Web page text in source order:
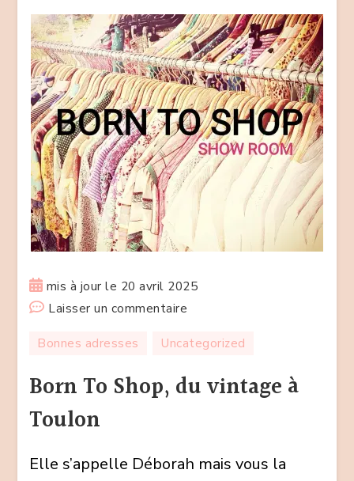
mis à jour le 20 avril 2025
Laisser un commentaire
To
du
Toulon
Bonnes adresses Uncategorized
Born To Shop, du vintage à
Toulon
Elle s’appelle Déborah mais vous la